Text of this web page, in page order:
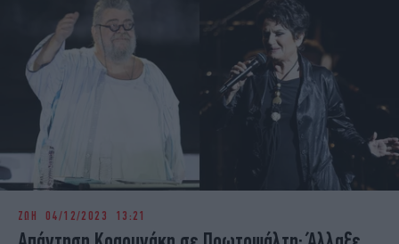
ΖΩΗ 04/12/2023 13:21